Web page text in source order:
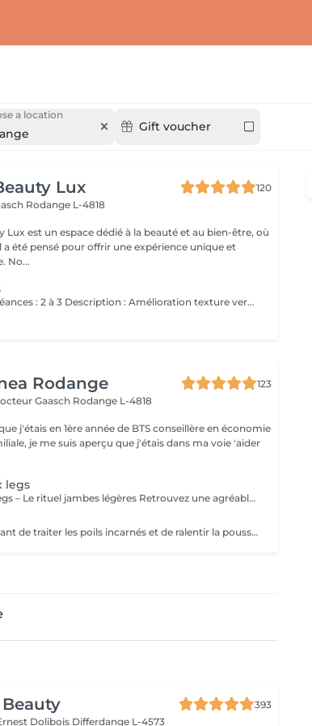
a location
Gift voucher
Lux
120
Rodange L-4818
Lux est un espace dédié à la beauté et au bien-être, où
a été pensé pour offrir une expérience unique et
personnalisée. No...
Nombre de séances : 2 à 3 Description : Amélioration texture vergetures blanches matures. Stimulation collagène. Après : Rougeur 5-7 jours. Hydratation intensive. Contre-indications Grossesse / allaitement Diabète non contrôlé Pacemaker Tendance chéloïde Isotrétinoïne récente Infection oculaire active Phototype élevé à risque PIH Avant Pas de soleil 3 semaines Pas de peeling / laser récent Pas d'injection récente Arriver sans maquillage Après dème 25 jours Croûtes 510 jours SPF 50 pendant 30 jours Pas de maquillage 7 jours Pas de sport intense 57 jours
Rodange
123
Gaasch Rodange L-4818
j'étais en 1ère année de BTS conseillère en économie
je me suis aperçu que j'étais dans ma voie 'aider
legs
Linea relax Legs – Le rituel jambes légères Retrouvez une agréable sensation de légèreté grâce à notre soin Linea Legs. Ce rituel associe l'application de bandages imprégnés d'actifs rafraîchissants à une séance de pressothérapie. Cette combinaison favorise la circulation, stimule le drainage et aide à diminuer la sensation de jambes lourdes. Idéal en période de chaleur, après une journée debout ou en complément d'une cure minceur, Linea Legs procure un effet fraîcheur immédiat, réduit les sensations de fatigue et laisse vos jambes plus légères, reposées et confortables.
Soin permettant de traiter les poils incarnés et de ralentir la pousse du poils. Nous procédons à un gommage, suivi de votre épilations habituelle, extractions des poils incarnés, masque et crème fin de soin.
393
Dolibois Differdange L-4573